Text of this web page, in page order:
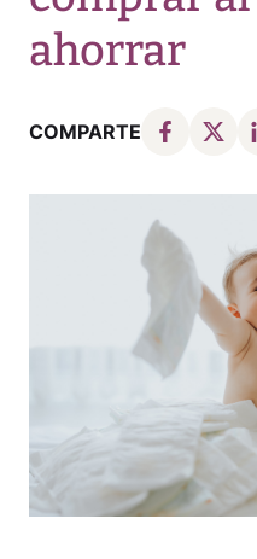
ahorrar
COMPARTE